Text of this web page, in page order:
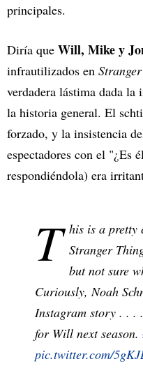
principales.
Diría que Will, Mike y
infrautilizados en
verdadera lástima dada
la historia general. El
forzado, y la insistencia
espectadores con el "¿Es
respondiéndola) era
T his is a pretty
Stranger
but not sure
Curiously, Noah
Instagram story . . .
for Will next season.
pic.twitter.com/